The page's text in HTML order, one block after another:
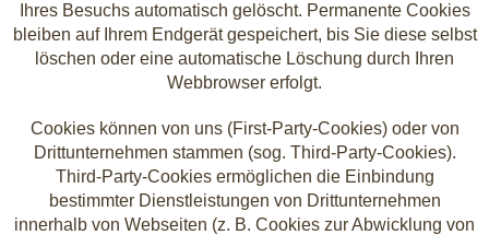
Ihres Besuchs automatisch gelöscht. Permanente Cookies
bleiben auf Ihrem Endgerät gespeichert, bis Sie diese selbst
löschen oder eine automatische Löschung durch Ihren
Webbrowser erfolgt.
Cookies können von uns (First-Party-Cookies) oder von
Drittunternehmen stammen (sog. Third-Party-Cookies).
Third-Party-Cookies ermöglichen die Einbindung
bestimmter Dienstleistungen von Drittunternehmen
innerhalb von Webseiten (z. B. Cookies zur Abwicklung von